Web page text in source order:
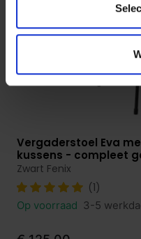
Bekijk product
Vergaderstoel Eva
kussens - compleet
Zwart Fenix
(1)
Op voorraad 3-5